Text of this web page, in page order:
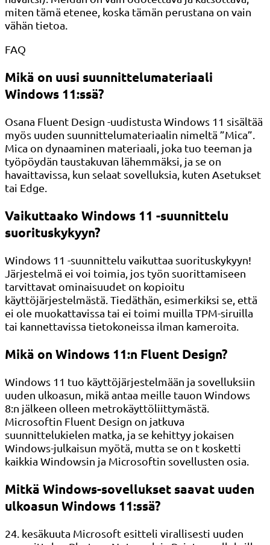
miten tämä etenee, koska tämän perustana on vain
vähän tietoa.
FAQ
Mikä on uusi suunnittelumateriaali
Windows 11:ssä?
Osana Fluent Design -uudistusta Windows 11 sisältää
myös uuden suunnittelumateriaalin nimeltä ”Mica”.
Mica on dynaaminen materiaali, joka tuo teeman ja
työpöydän taustakuvan lähemmäksi, ja se on
havaittavissa, kun selaat sovelluksia, kuten Asetukset
tai Edge.
Vaikuttaako Windows 11 -suunnittelu
suorituskykyyn?
Windows 11 -suunnittelu vaikuttaa suorituskykyyn!
Järjestelmä ei voi toimia, jos työn suorittamiseen
tarvittavat ominaisuudet on kopioitu
käyttöjärjestelmästä. Tiedäthän, esimerkiksi se, että
ei ole muokattavissa tai ei toimi muilla TPM-siruilla
tai kannettavissa tietokoneissa ilman kameroita.
Mikä on Windows 11:n Fluent Design?
Windows 11 tuo käyttöjärjestelmään ja sovelluksiin
uuden ulkoasun, mikä antaa meille tauon Windows
8:n jälkeen olleen metrokäyttöliittymästä.
Microsoftin Fluent Design on jatkuva
suunnittelukielen matka, ja se kehittyy jokaisen
Windows-julkaisun myötä, mutta se on t kosketti
kaikkia Windowsin ja Microsoftin sovellusten osia.
Mitkä Windows-sovellukset saavat uuden
ulkoasun Windows 11:ssä?
24. kesäkuuta Microsoft esitteli virallisesti uuden